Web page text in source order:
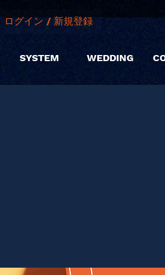
ログイン / 新規登録
SYSTEM WEDDING